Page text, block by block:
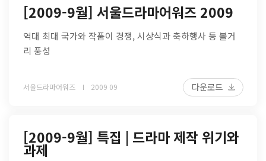
[2009-9월] 서울드라마어워즈 2009
역대 최대 국가와 작품이 경쟁, 시상식과 축하행사 등 볼거
리 풍성
서울드라마어워즈 2009 09 다운로드
[2009-9월] 특집 | 드라마 제작 위기와
과제